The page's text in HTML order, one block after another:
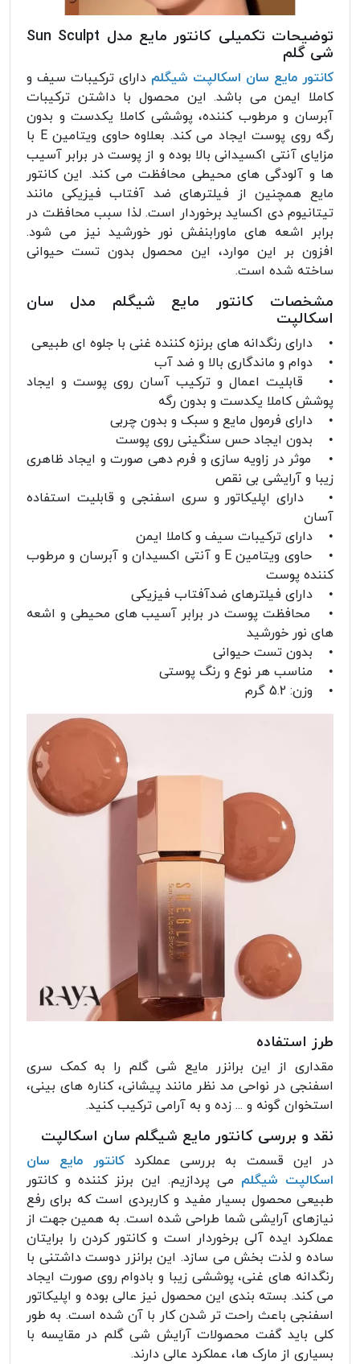
توضیحات تکمیلی کانتور مایع مدل Sun Sculpt
شی گلم
کانتور مایع سان اسکالپت شیگلم دارای ترکیبات سیف و
کاملا ایمن می باشد. این محصول با داشتن ترکیبات
آبرسان و مرطوب کننده، پوششی کاملا یکدست و بدون
رگه روی پوست ایجاد می کند. بعلاوه حاوی ویتامین E با
مزایای آنتی اکسیدانی بالا بوده و از پوست در برابر آسیب
ها و آلودگی های محیطی محافظت می کند. این کانتور
مایع همچنین از فیلترهای ضد آفتاب فیزیکی مانند
تیتانیوم دی اکساید برخوردار است. لذا سبب محافظت در
برابر اشعه های ماورابنفش نور خورشید نیز می شود.
افزون بر این موارد، این محصول بدون تست حیوانی
ساخته شده است.
مشخصات کانتور مایع شیگلم مدل سان
اسکالپت
• دارای رنگدانه های برنزه کننده غنی با جلوه ای طبیعی
• دوام و ماندگاری بالا و ضد آب
• قابلیت اعمال و ترکیب آسان روی پوست و ایجاد
پوشش کاملا یکدست و بدون رگه
• دارای فرمول مایع و سبک و بدون چربی
• بدون ایجاد حس سنگینی روی پوست
• موثر در زاویه سازی و فرم دهی صورت و ایجاد ظاهری
زیبا و آرایشی بی نقص
• دارای اپلیکاتور و سری اسفنجی و قابلیت استفاده
آسان
• دارای ترکیبات سیف و کاملا ایمن
• حاوی ویتامین E و آنتی اکسیدان و آبرسان و مرطوب
کننده پوست
• دارای فیلترهای ضدآفتاب فیزیکی
• محافظت پوست در برابر آسیب های محیطی و اشعه
های نور خورشید
• بدون تست حیوانی
• مناسب هر نوع و رنگ پوستی
• وزن: 5.2 گرم
طرز استفاده
مقداری از این برانزر مایع شی گلم را به کمک سری
اسفنجی در نواحی مد نظر مانند پیشانی، کناره های بینی،
استخوان گونه و ... زده و به آرامی ترکیب کنید.
نقد و بررسی کانتور مایع شیگلم سان اسکالپت
در این قسمت به بررسی عملکرد کانتور مایع سان
اسکالپت شیگلم می پردازیم. این برنز کننده و کانتور
طبیعی محصول بسیار مفید و کاربردی است که برای رفع
نیازهای آرایشی شما طراحی شده است. به همین جهت از
عملکرد ایده آلی برخوردار است و کانتور کردن را برایتان
ساده و لذت بخش می سازد. این برانزر دوست داشتنی با
رنگدانه های غنی، پوششی زیبا و بادوام روی صورت ایجاد
می کند. بسته بندی این محصول نیز عالی بوده و اپلیکاتور
اسفنجی باعث راحت تر شدن کار با آن شده است. به طور
کلی باید گفت محصولات آرایش شی گلم در مقایسه با
بسیاری از مارک ها، عملکرد عالی دارند.